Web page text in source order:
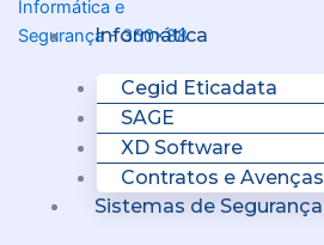
Informática
Cegid Eticadata
SAGE
XD Software
Contratos e Avenças
Sistemas de Segurança
Menu